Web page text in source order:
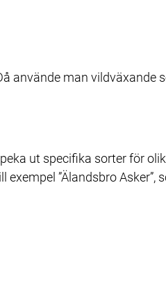
använde man vildväxande
ut specifika sorter för
”Älandsbro Asker”,